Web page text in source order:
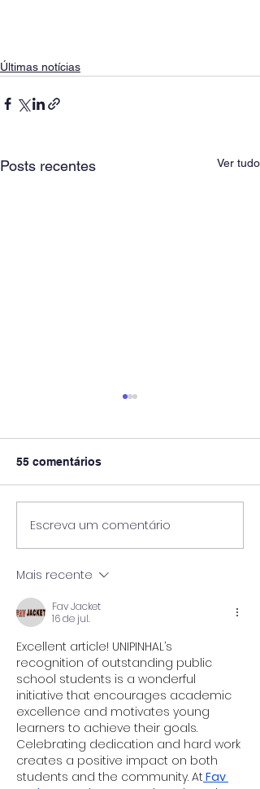
Últimas notícias
Posts recentes Ver tudo
Pós-Graduação em
Viticultura e Enologia &
55 comentários
Escreva um comentário
Mais recente
Fav Jacket
16 de jul.
Excellent article! UNIPINHAL’s
recognition of outstanding public
school students is a wonderful
initiative that encourages academic
excellence and motivates young
learners to achieve their goals.
Celebrating dedication and hard work
creates a positive impact on both
students and the community. At Fav